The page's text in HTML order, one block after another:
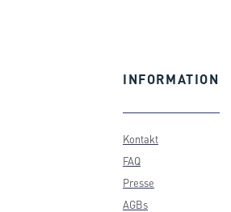
INFORMATION
Kontakt
FAQ
Presse
AGBs